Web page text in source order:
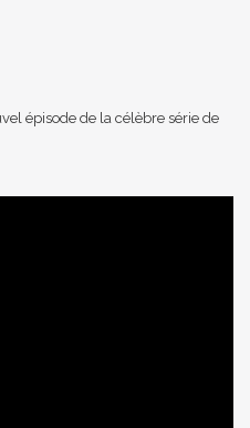
épisode de la célèbre série de